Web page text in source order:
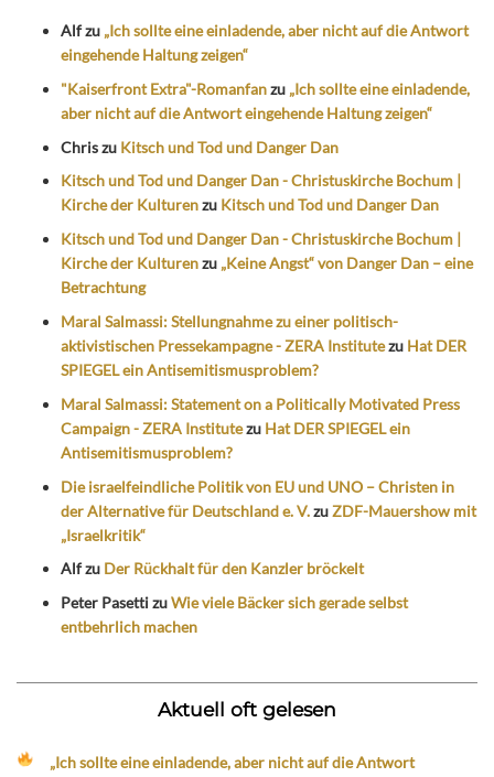
Alfzu „Ich sollte eine einladende, aber nicht auf die Antwort
eingehende Haltung zeigen“
"Kaiserfront Extra"-Romanfanzu „Ich sollte eine einladende,
aber nicht auf die Antwort eingehende Haltung zeigen“
Chriszu Kitsch und Tod und Danger Dan
Kitsch und Tod und Danger Dan - Christuskirche Bochum |
Kirche der Kulturenzu Kitsch und Tod und Danger Dan
Kitsch und Tod und Danger Dan - Christuskirche Bochum |
Kirche der Kulturenzu „Keine Angst“ von Danger Dan – eine
Betrachtung
Maral Salmassi: Stellungnahme zu einer politisch-
aktivistischen Pressekampagne - ZERA Institutezu Hat DER
SPIEGEL ein Antisemitismusproblem?
Maral Salmassi: Statement on a Politically Motivated Press
Campaign - ZERA Institutezu Hat DER SPIEGEL ein
Antisemitismusproblem?
Die israelfeindliche Politik von EU und UNO – Christen in
der Alternative für Deutschland e. V.zuZDF-Mauershow mit
„Israelkritik“
Alfzu Der Rückhalt für den Kanzler bröckelt
Peter PasettizuWie viele Bäcker sich gerade selbst
entbehrlich machen
Aktuell oft gelesen
„Ich sollte eine einladende, aber nicht auf die Antwort